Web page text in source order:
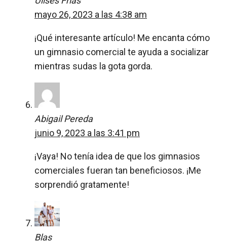
mayo 26, 2023 a las 4:38 am
¡Qué interesante artículo! Me encanta cómo
un gimnasio comercial te ayuda a socializar
mientras sudas la gota gorda.
Abigail Pereda
junio 9, 2023 a las 3:41 pm
¡Vaya! No tenía idea de que los gimnasios
comerciales fueran tan beneficiosos. ¡Me
sorprendió gratamente!
Blas